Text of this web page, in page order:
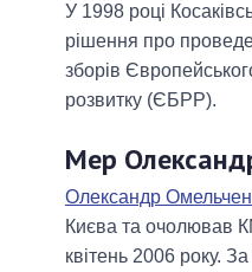
У 1998 році
рішення про
зборів
розвитку (ЄБРР).
Мер
Олександр
Києва та очолював
квітень 2006 року.